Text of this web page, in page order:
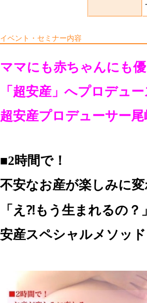
イベント・セミナー内容
ママにも赤ちゃんにも
「超安産」へプロデュー
超安産プロデューサー
■2時間で！
不安なお産が楽しみに変
「え⁈もう生まれるの
安産スペシャルメソッ